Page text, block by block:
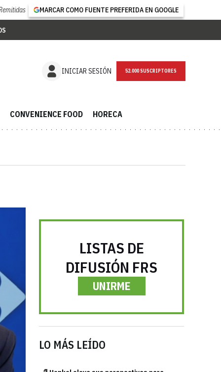
MARCAR COMO FUENTE PREFERIDA EN GOOGLE
INICIAR SESIÓN NEWSLETTER
CONVENIENCE FOOD HORECA
LISTAS DE
DIFUSIÓN FRS
UNIRME
LO MÁS LEÍDO